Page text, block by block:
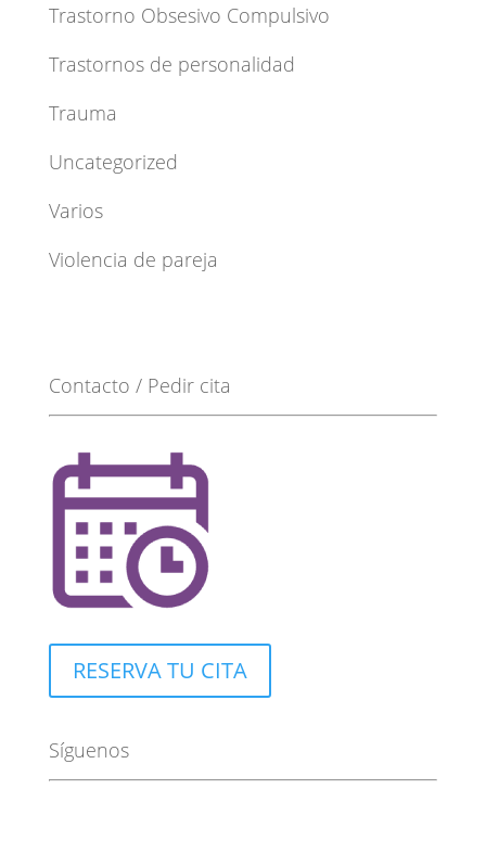
Trastorno Obsesivo Compulsivo
Trastornos de personalidad
Trauma
Uncategorized
Varios
Violencia de pareja
Contacto / Pedir cita
RESERVA TU CITA
Síguenos